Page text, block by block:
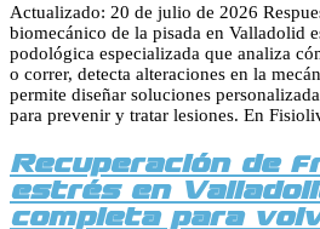
Actualizado: 20 de julio de 2026
biomecánico de la pisada en Valladolid
podológica especializada que analiza
o correr, detecta alteraciones en la
permite diseñar soluciones
para prevenir y tratar lesiones. En
Recuperación de
estrés en
completa para